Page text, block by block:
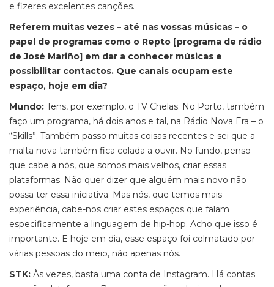
e fizeres excelentes canções.
Referem muitas vezes – até nas vossas músicas – o
papel de programas como o Repto [programa de rádio
de José Mariño] em dar a conhecer músicas e
possibilitar contactos. Que canais ocupam este
espaço, hoje em dia?
Mundo: Tens, por exemplo, o TV Chelas. No Porto, também
faço um programa, há dois anos e tal, na Rádio Nova Era – o
“Skills”. Também passo muitas coisas recentes e sei que a
malta nova também fica colada a ouvir. No fundo, penso
que cabe a nós, que somos mais velhos, criar essas
plataformas. Não quer dizer que alguém mais novo não
possa ter essa iniciativa. Mas nós, que temos mais
experiência, cabe-nos criar estes espaços que falam
especificamente a linguagem de hip-hop. Acho que isso é
importante. E hoje em dia, esse espaço foi colmatado por
várias pessoas do meio, não apenas nós.
STK: Às vezes, basta uma conta de Instagram. Há contas